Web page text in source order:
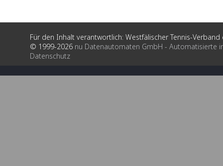
Für den Inhalt verantwortlich: Westfälischer Tennis-Verband
© 1999-2026 nu Datenautomaten GmbH - Automatisierte
Datenschutz